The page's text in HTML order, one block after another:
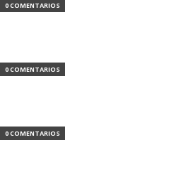
0 COMENTARIOS
0 COMENTARIOS
0 COMENTARIOS